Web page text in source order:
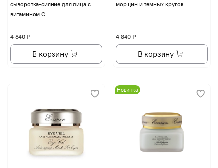
сыворотка-сияние для лица с
витамином С
4 840 ₽
В корзину
морщин и темных кругов
4 840 ₽
В корзину
Новинка